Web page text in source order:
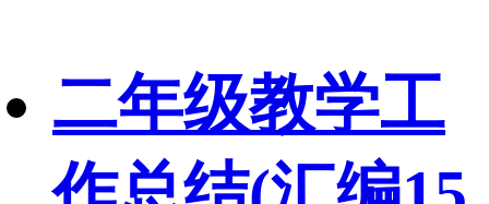
二年级教学工